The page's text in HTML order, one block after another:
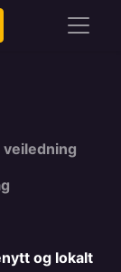
veiledning
og lokalt